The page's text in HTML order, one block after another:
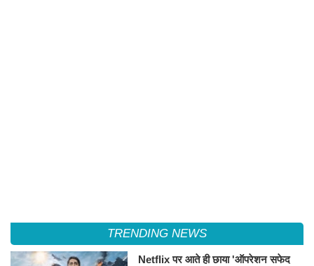
TRENDING NEWS
Netflix पर आते ही छाया 'ऑपरेशन सफेद